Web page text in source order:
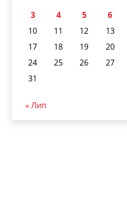
3
4 5 6
10
11 12 13
17
18 19 20
24
25 26 27
31
« Лип